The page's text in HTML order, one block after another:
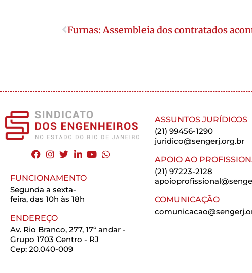
Furnas: Assembleia dos contratados
FUNCIONAMENTO
Segunda a sexta-
feira, das 10h às 18h
ENDEREÇO
Av. Rio Branco, 277, 17º andar -
Grupo 1703 Centro - RJ
Cep: 20.040-009
ASSUNTOS JURÍDICOS
(21) 99456-1290
juridico@sengerj.org.br
APOIO AO
(21) 97223-2128
COMUNICAÇÃO